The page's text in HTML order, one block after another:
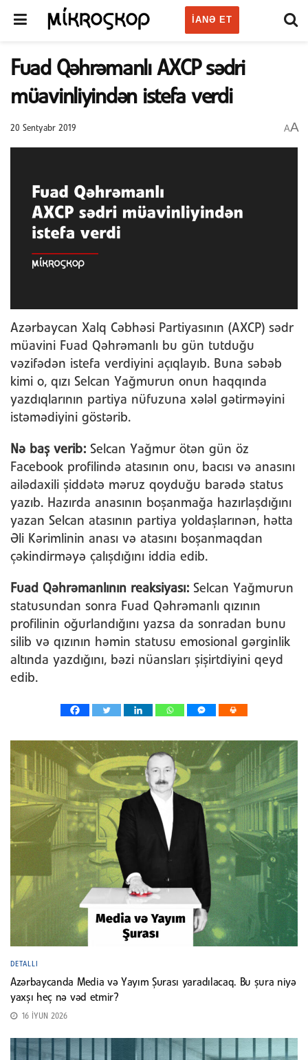
IANƏ ET
Fuad Qəhrəmanlı AXCP sədri
müavinliyindən istefa verdi
20 Sentyabr 2019 AA
Azərbaycan Xalq Cəbhəsi Partiyasının (AXCP) sədr
müavini Fuad Qəhrəmanlı bu gün tutduğu
vəzifədən istefa verdiyini açıqlayıb. Buna səbəb
kimi o, qızı Selcan Yağmurun onun haqqında
yazdıqlarının partiya nüfuzuna xələl gətirməyini
istəmədiyini göstərib.
Nə baş verib: Selcan Yağmur ötən gün öz
Facebook profilində atasının onu, bacısı və anasını
ailədaxili şiddətə məruz qoyduğu barədə status
yazıb. Hazırda anasının boşanmağa hazırlaşdığını
yazan Selcan atasının partiya yoldaşlarınən, hətta
Əli Kərimlinin anası və atasını boşanmaqdan
çəkindirməyə çalışdığını iddia edib.
Fuad Qəhrəmanlının reaksiyası: Selcan Yağmurun
statusundan sonra Fuad Qəhrəmanlı qızının
profilinin oğurlandığını yazsa da sonradan bunu
silib və qızının həmin statusu emosional gərginlik
altında yazdığını, bəzi nüansları şişirtdiyini qeyd
edib.
DETALLI
Azərbaycanda Media və Yayım Şurası yaradılacaq. Bu şura niyə
yaxşı heç nə vəd etmir?
16 İYUN 2026